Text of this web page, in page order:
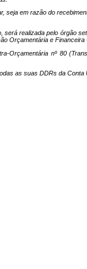
seja em razão do
realizada pelo órgão
Orçamentária e Financeira
nº 80
as suas DDRs da Conta